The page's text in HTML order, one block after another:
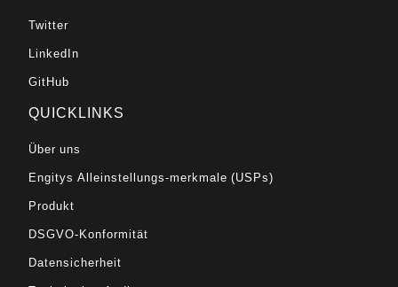
Twitter
LinkedIn
GitHub
QUICKLINKS
Über uns
Engitys Alleinstellungs-merkmale (USPs)
Produkt
DSGVO-Konformität
Datensicherheit